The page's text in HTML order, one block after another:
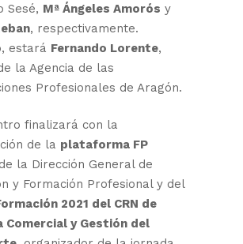
Sesé, Mª Ángeles Amorós y
, respectivamente.
estará Fernando Lorente,
la Agencia de las
Profesionales de Aragón.
finalizará con la
de la plataforma FP
la Dirección General de
y Formación Profesional y del
2021 del CRN de
Comercial y Gestión del